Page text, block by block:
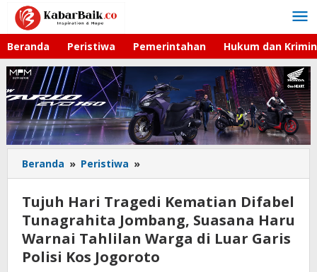
Lewati
konten
Beranda Peristiwa Pemerintahan Hukum dan
Beranda » Peristiwa »
Hari
Tragedi
Kematian
Difabel
Tunagrahita
Jombang,
Tujuh Hari Tragedi Kematian Difabel
Tunagrahita Jombang, Suasana Haru
Warnai Tahlilan Warga di Luar Garis
Polisi Kos Jogoroto